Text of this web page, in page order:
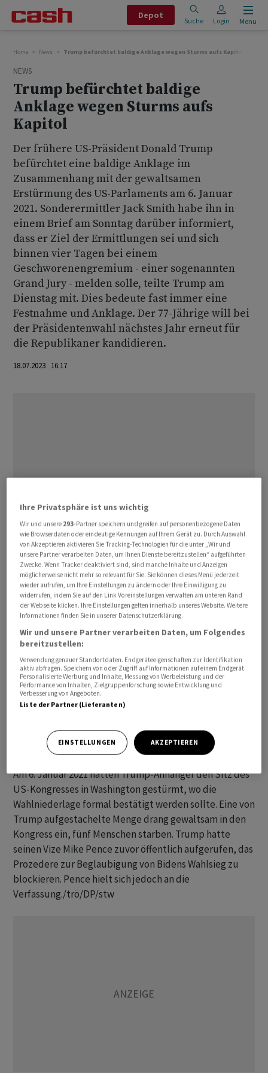
Depot
Suche Login Menu
Home News Trump befürchtet baldige Anklage wegen Sturms aufs Kapitol
NEWS
Trump befürchtet baldige
Anklage wegen Sturms aufs
Kapitol
Der frühere US-Präsident Donald Trump
befürchtet eine baldige Anklage im
Zusammenhang mit der gewaltsamen
Erstürmung des US-Parlaments am 6. Januar
2021. Sonderermittler Jack Smith habe ihn in
einem Brief am Sonntag darüber informiert,
dass er Ziel der Ermittlungen sei und sich
binnen vier Tagen bei einem
Geschworenengremium - einer sogenannten
Grand Jury - melden solle, teilte Trump am
Dienstag mit. Dies bedeute fast immer eine
Festnahme und Anklage. Der 77-Jährige will bei
der Präsidentenwahl nächstes Jahr erneut für
die Republikaner kandidieren.
18.07.2023 16:17
Das Justizministerium hatte den Sonderermittler im
November eingesetzt, um die politisch heiklen
Smith kümmert sich sowohl um eine Affäre um
mitgenommene Geheimdokumente als auch um die
Rolle des Republikaners bei der Attacke von Trump-
Anhängern aufs Kapitol. Er prüft seit Monaten, ob es
genügend Beweise für strafrechtliche Schritte gibt.
Biden klar verloren - akzeptiert die Niederlage aber bis
heute nicht und verbreitet die Lüge vom Wahlbetrug.
Am 6. Januar 2021 hatten Trump-Anhänger den Sitz des
US-Kongresses in Washington gestürmt, wo die
Wahlniederlage formal bestätigt werden sollte. Eine von
Trump aufgestachelte Menge drang gewaltsam in den
Kongress ein, fünf Menschen starben. Trump hatte
seinen Vize Mike Pence zuvor öffentlich aufgerufen, das
Prozedere zur Beglaubigung von Bidens Wahlsieg zu
blockieren. Pence hielt sich jedoch an die
Verfassung./trö/DP/stw
Ihre Privatsphäre ist uns wichtig
Wir und unsere 293-Partner speichern und greifen auf personenbezogene Daten
wie Browserdaten oder eindeutige Kennungen auf Ihrem Gerät zu. Durch Auswahl
von Akzeptieren aktivieren Sie Tracking-Technologien für die unter „Wir und
unsere Partner verarbeiten Daten, um Ihnen Dienste bereitzustellen“ aufgeführten
Zwecke. Wenn Tracker deaktiviert sind, sind manche Inhalte und Anzeigen
möglicherweise nicht mehr so relevant für Sie. Sie können dieses Menü jederzeit
wieder aufrufen, um Ihre Einstellungen zu ändern oder Ihre Einwilligung zu
widerrufen, indem Sie auf den Link Voreinstellungen verwalten am unteren Rand
der Webseite klicken. Ihre Einstellungen gelten innerhalb unseres Website. Weitere
Informationen finden Sie in unserer Datenschutzerklärung.
Wir und unsere Partner verarbeiten Daten, um Folgendes
bereitzustellen:
Verwendung genauer Standortdaten. Endgeräteeigenschaften zur Identifikation
aktiv abfragen. Speichern von oder Zugriff auf Informationen auf einem Endgerät.
Personalisierte Werbung und Inhalte, Messung von Werbeleistung und der
Performance von Inhalten, Zielgruppenforschung sowie Entwicklung und
Verbesserung von Angeboten.
Liste der Partner (Lieferanten)
EINSTELLUNGEN AKZEPTIEREN